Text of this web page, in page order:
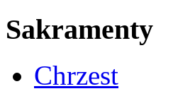
Sakramenty
Chrzest